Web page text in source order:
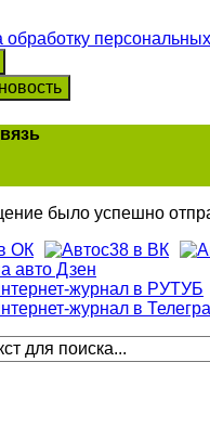
обработку
было успешно